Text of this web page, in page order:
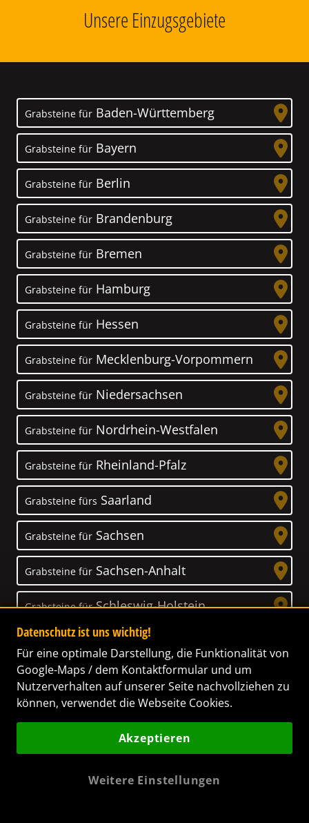
Unsere Einzugsgebiete
Grabsteine für Baden-Württemberg
Grabsteine für Bayern
Grabsteine für Berlin
Grabsteine für Brandenburg
Grabsteine für Bremen
Grabsteine für Hamburg
Grabsteine für Hessen
Grabsteine für Mecklenburg-Vorpommern
Grabsteine für Niedersachsen
Grabsteine für Nordrhein-Westfalen
Grabsteine für Rheinland-Pfalz
Grabsteine fürs Saarland
Grabsteine für Sachsen
Grabsteine für Sachsen-Anhalt
Grabsteine fürSchleswig-Holstein
Thüringen
es uns zur Aufgabe gemacht, Ihnen dabei zu
Datenschutz ist uns wichtig!
Für eine optimale Darstellung, die Funktionalität von
Google-Maps / dem Kontaktformular und um
Nutzerverhalten auf unserer Seite nachvollziehen zu
können, verwendet die Webseite Cookies.
Akzeptieren
Weitere Einstellungen